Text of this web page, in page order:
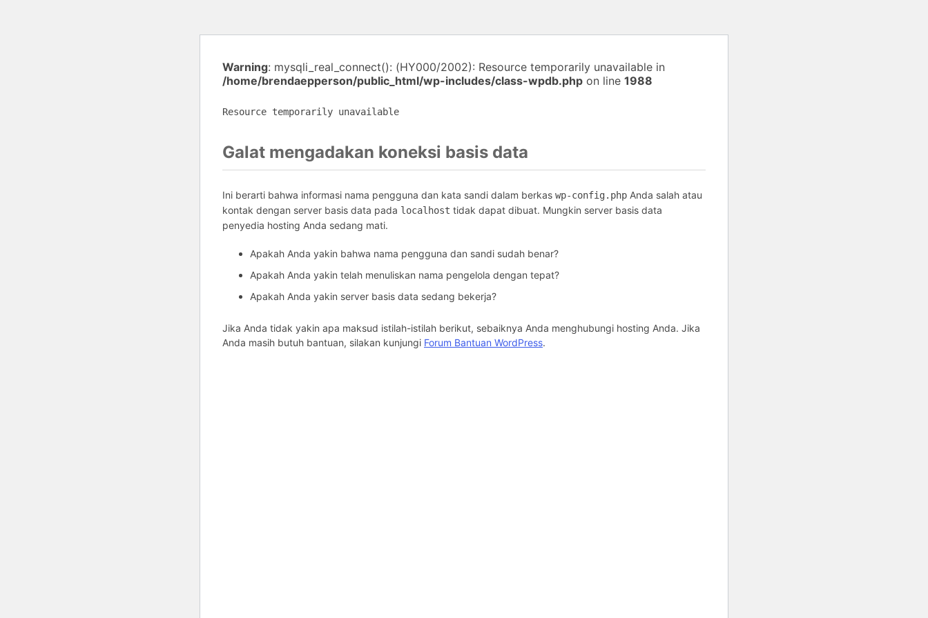
Warning: mysqli_real_connect(): (HY000/2002): Resource temporarily unavailable in
/home/brendaepperson/public_html/wp-includes/class-wpdb.php on line 1988
Resource temporarily unavailable
Galat mengadakan koneksi basis data
Ini berarti bahwa informasi nama pengguna dan kata sandi dalam berkas wp-config.php Anda salah atau
kontak dengan server basis data pada localhost tidak dapat dibuat. Mungkin server basis data
penyedia hosting Anda sedang mati.
Apakah Anda yakin bahwa nama pengguna dan sandi sudah benar?
Apakah Anda yakin telah menuliskan nama pengelola dengan tepat?
Apakah Anda yakin server basis data sedang bekerja?
Jika Anda tidak yakin apa maksud istilah-istilah berikut, sebaiknya Anda menghubungi hosting Anda. Jika
Anda masih butuh bantuan, silakan kunjungi Forum Bantuan WordPress.